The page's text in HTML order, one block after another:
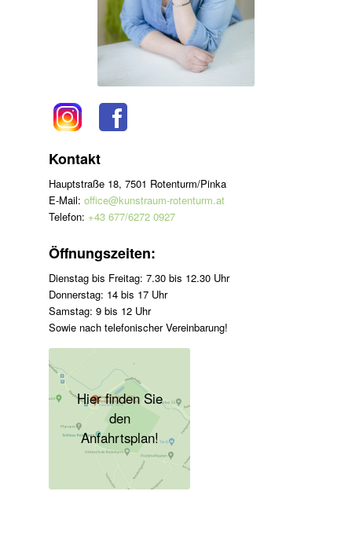
Kontakt
Hauptstraße 18, 7501 Rotenturm/Pinka
E-Mail:office@kunstraum-rotenturm.at
Telefon: +43 677/6272 0927
Öffnungszeiten:
Dienstag bis Freitag: 7.30 bis 12.30 Uhr
Donnerstag: 14 bis 17 Uhr
Samstag: 9 bis 12 Uhr
Sowie nach telefonischer Vereinbarung!
Hier finden Sie
den
Anfahrtsplan!